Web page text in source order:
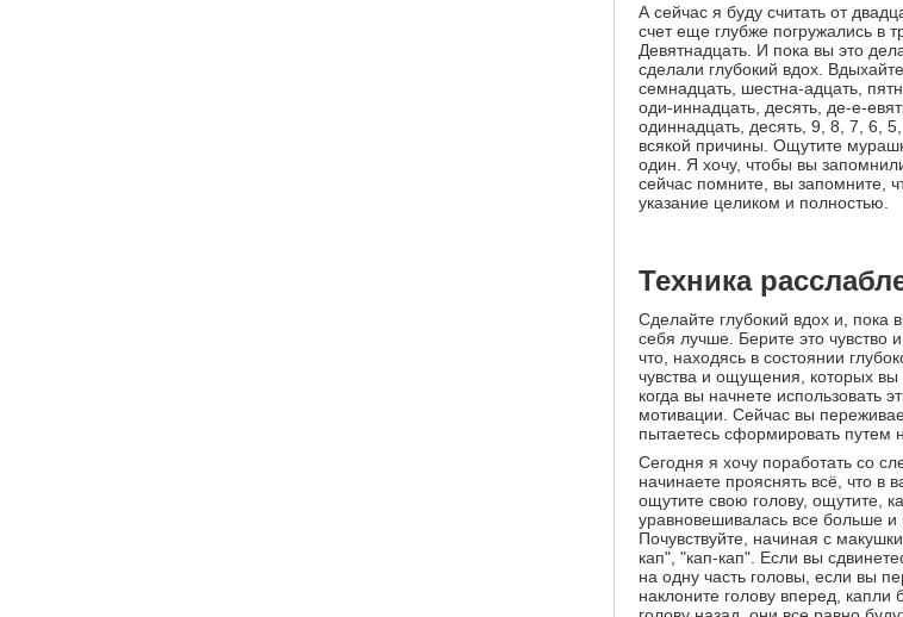
А сейчас я буду считать от
счет еще глубже погружались в
Девятнадцать. И пока вы это
сделали глубокий вдох.
семнадцать, шестна-адцать,
оди-иннадцать, десять, де-е-
одиннадцать, десять, 9, 8, 7, 6,
всякой причины. Ощутите
один. Я хочу, чтобы вы
сейчас помните, вы запомните,
указание целиком и полностью.
Техника
Сделайте глубокий вдох и, пока
себя лучше. Берите это чувство
что, находясь в состоянии
чувства и ощущения, которых
когда вы начнете использовать
мотивации. Сейчас вы
пытаетесь сформировать путем
Сегодня я хочу поработать со
начинаете прояснять всё, что в
ощутите свою голову, ощутите,
уравновешивалась все больше
Почувствуйте, начиная с
кап", "кап-кап". Если вы
на одну часть головы, если вы
наклоните голову вперед,